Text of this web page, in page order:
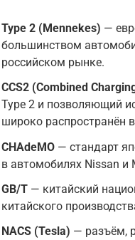
Type 2 (Mennekes) —
большинством
российском рынке.
CCS2 (Combined
Type 2 и позволяющий
широко распространён
CHAdeMO — стандарт
в автомобилях Nissan и
GB/T — китайский
китайского
NACS (Tesla) — разъём,